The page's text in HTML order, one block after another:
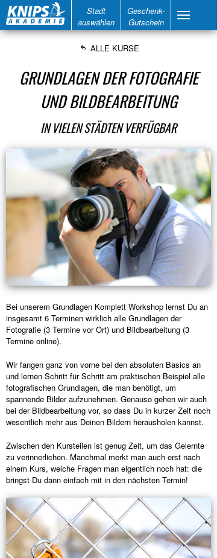
Stadt
auswählen
Geschenk-
Gutschein
ALLE KURSE
GRUNDLAGEN DER FOTOGRAFIE
UND BILDBEARBEITUNG
IN VIELEN STÄDTEN VERFÜGBAR
Bei unserem Grundlagen Komplett Workshop lernst Du an
insgesamt 6 Terminen wirklich alle Grundlagen der
Fotografie (3 Termine vor Ort) und Bildbearbeitung (3
Termine online).
Wir fangen ganz von vorne bei den absoluten Basics an
und lernen Schritt für Schritt am praktischen Beispiel alle
fotografischen Grundlagen, die man benötigt, um
spannende Bilder aufzunehmen. Genauso gehen wir auch
bei der Bildbearbeitung vor, so dass Du in kurzer Zeit noch
wesentlich mehr aus Deinen Bildern herausholen kannst.
Zwischen den Kursteilen ist genug Zeit, um das Gelernte
zu verinnerlichen. Manchmal merkt man auch erst nach
einem Kurs, welche Fragen man eigentlich noch hat: die
bringst Du dann einfach mit in den nächsten Termin!